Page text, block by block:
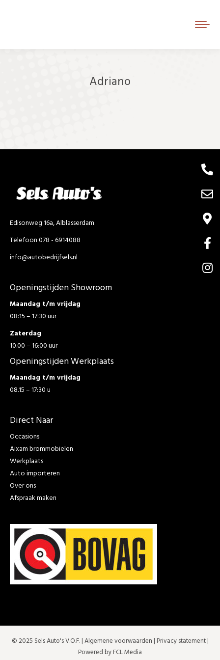
Adriano
Edisonweg 16a, Alblasserdam
Telefoon 078 - 6914088
info@autobedrijfsels.nl
Openingstijden Showroom
Maandag t/m vrijdag
08:15 – 17:30 uur
Zaterdag
10.00 – 16:00 uur
Openingstijden Werkplaats
Maandag t/m vrijdag
08.15 – 17:30 u
Direct Naar
Occasions
Aixam brommobielen
Werkplaats
Auto importeren
Over ons
Afspraak maken
© 2025 Sels Auto's V.O.F. |Algemene voorwaarden | Privacy statement|
Powered by FCL Media